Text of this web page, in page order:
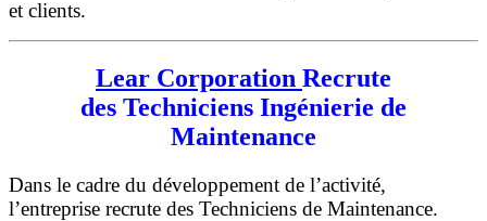
et clients.
Lear Corporation Recrute
des Techniciens Ingénierie de
Maintenance
Dans le cadre du développement de l’activité,
l’entreprise recrute des Techniciens de Maintenance.